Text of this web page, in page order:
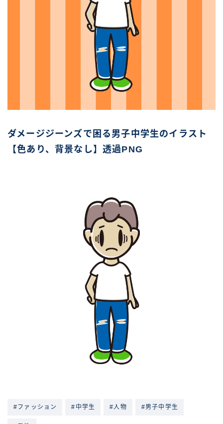
ダメージジーンズで困る男子中学生のイラスト
【色あり、背景なし】透過PNG
#ファッション #中学生 #人物 #男子中学生